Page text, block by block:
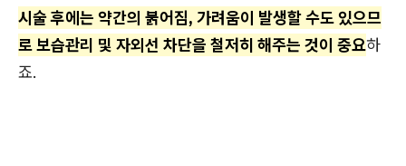
시술 후에는 약간의 붉어짐, 가려움이 발생할 수도 있으므
로 보습관리 및 자외선 차단을 철저히 해주는 것이 중요하
죠.